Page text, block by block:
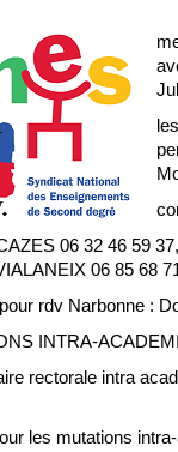
06 32 46 59
06 85 68
rdv Narbonne :
INTRA-
rectorale intra
les mutations